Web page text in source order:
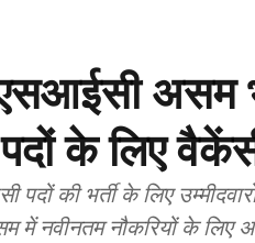
असम
के लिए
पदों की भर्ती के लिए
में नवीनतम नौकरियों के लिए